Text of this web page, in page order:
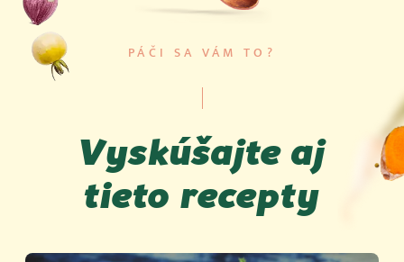
PÁČI SA VÁM TO?
Vyskúšajte aj
tieto recepty